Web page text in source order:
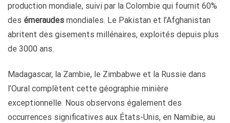
production mondiale, suivi par la Colombie qui fournit 60%
des émeraudes mondiales. Le Pakistan et l’Afghanistan
abritent des gisements millénaires, exploités depuis plus
de 3000 ans.
Madagascar, la Zambie, le Zimbabwe et la Russie dans
l’Oural complètent cette géographie minière
exceptionnelle. Nous observons également des
occurrences significatives aux États-Unis, en Namibie, au